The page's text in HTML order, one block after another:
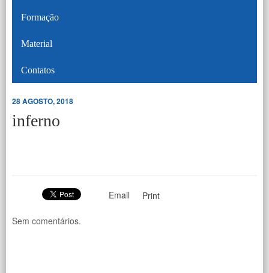
Formação
Material
Contatos
28 AGOSTO, 2018
inferno
Email Print
Sem comentários.